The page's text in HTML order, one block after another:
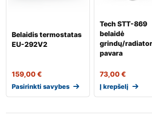
Belaidis termostatas
EU-292V2
159,00€
Pasirinkti savybes
Tech STT-869
belaidė
grindų/
pavara
73,00€
Į krepšelį